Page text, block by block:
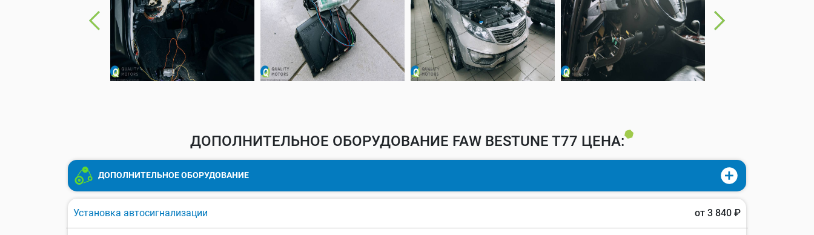
ДОПОЛНИТЕЛЬНОЕ ОБОРУДОВАНИЕ FAW BESTUNE T77 ЦЕНА:
ДОПОЛНИТЕЛЬНОЕ ОБОРУДОВАНИЕ
Установка автосигнализации от 3 840 ₽